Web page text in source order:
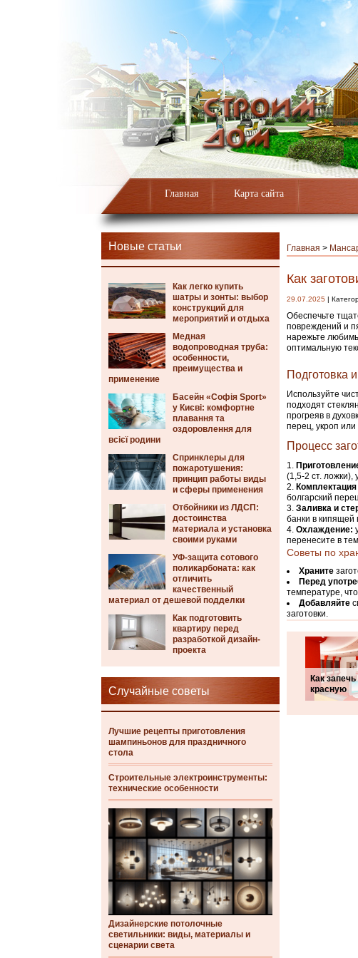
Главная Карта сайта
Новые статьи
Как легко купить
шатры и зонты: выбор
конструкций для
мероприятий и отдыха
Медная
водопроводная труба:
особенности,
преимущества и
применение
Басейн «Софія Sport»
у Києві: комфортне
плавання та
оздоровлення для
всієї родини
Спринклеры для
пожаротушения:
принцип работы виды
и сферы применения
Отбойники из ЛДСП:
достоинства
материала и установка
своими руками
УФ-защита сотового
поликарбоната: как
отличить
качественный
материал от дешевой подделки
Как подготовить
квартиру перед
разработкой дизайн-
проекта
Случайные советы
Лучшие рецепты приготовления
шампиньонов для праздничного
стола
Строительные электроинструменты:
технические особенности
Дизайнерские потолочные
светильники: виды, материалы и
сценарии света
Главная >
Как
29.07.2025 |
Обеспечьте
повреждений и
нарежьте
оптимальную
Подготовка
Используйте
подходят
прогреяв в
перец, укроп
Процесс
(1,5-2 ст.
Комплектация
болгарский
Заливка и
банки в кипящей
Охлаждение:
перенесите в
Советы по
Храните
Перед
температуре,
Добавляйте
заготовки.
Как
красную